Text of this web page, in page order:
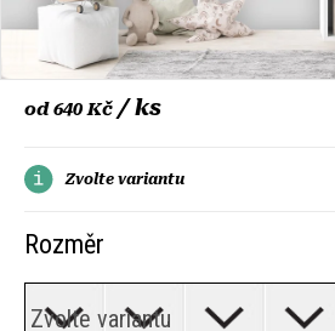
od640 Kč / ks
Zvolte variantu
Rozměr